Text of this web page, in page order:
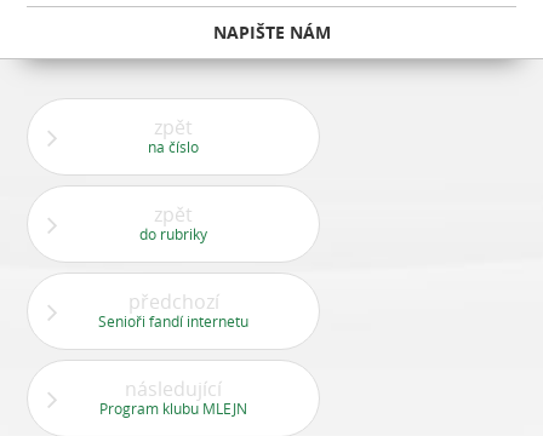
NAPIŠTE NÁM
zpět
na číslo
zpět
do rubriky
předchozí
Senioři fandí internetu
následující
Program klubu MLEJN